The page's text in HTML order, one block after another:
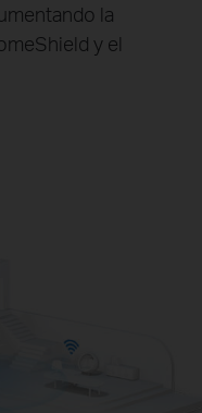
la
y el